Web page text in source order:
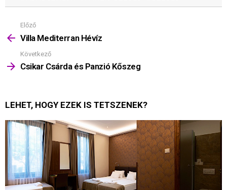
Mutass
többet
Előző
Villa Mediterran Hévíz
Következő
Csikar Csárda és Panzió Kőszeg
LEHET, HOGY EZEK IS TETSZENEK?